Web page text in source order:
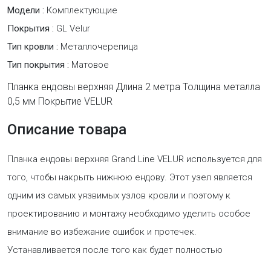
Модели : Комплектующие
Покрытия : GL Velur
Тип кровли : Металлочерепица
Тип покрытия : Матовое
Планка ендовы верхняя Длина 2 метра Толщина металла
0,5 мм Покрытие VELUR
Описание товара
Планка ендовы верхняя Grand Line VELUR используется для
того, чтобы накрыть нижнюю ендову. Этот узел является
одним из самых уязвимых узлов кровли и поэтому к
проектированию и монтажу необходимо уделить особое
внимание во избежание ошибок и протечек.
Устанавливается после того как будет полностью